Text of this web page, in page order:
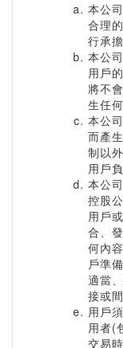
本公
合理
行承
本公
用戶
將不
生任
本公
而產
制以
用戶
本公
控股
用戶
合、
何內
戶準
適當
接或
用戶
用者(
交易